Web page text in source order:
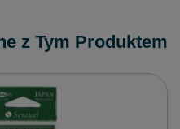
z Tym Produktem